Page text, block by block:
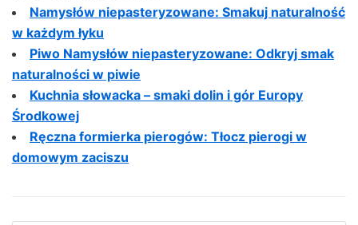
Namysłów niepasteryzowane: Smakuj naturalność
w każdym łyku
Piwo Namysłów niepasteryzowane: Odkryj smak
naturalności w piwie
Kuchnia słowacka – smaki dolin i gór Europy
Środkowej
Ręczna formierka pierogów: Tłocz pierogi w
domowym zaciszu